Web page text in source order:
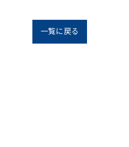
一覧に戻る